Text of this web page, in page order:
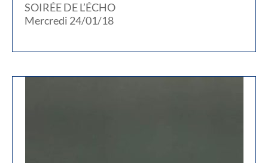
SOIRÉE DE L’ÉCHO
Mercredi 24/01/18